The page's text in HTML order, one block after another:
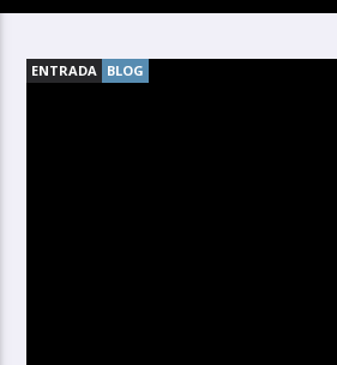
ENTRADA BLOG